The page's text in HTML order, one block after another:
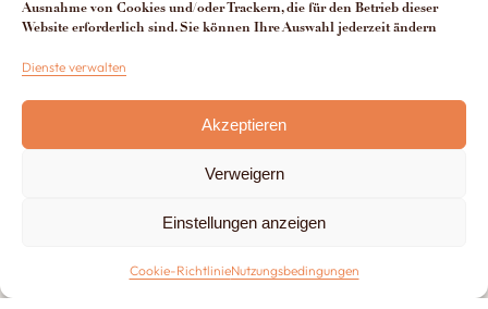
Ausnahme von Cookies und/oder Trackern, die für den Betrieb dieser
Website erforderlich sind. Sie können Ihre Auswahl jederzeit ändern
Dienste verwalten
Akzeptieren
Verweigern
Einstellungen anzeigen
Cookie-RichtlinieNutzungsbedingungen
+33 (0)3 29 65 20 53
Du lundi au vendredi de 8h à 12h30 et de 13h30 à 17h
Lézards Création